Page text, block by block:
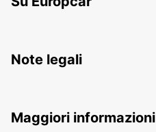
Note legali
Maggiori informazioni